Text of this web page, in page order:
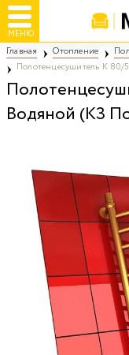
МЕНЮ
Главная Отопление
Полотенцесушитель K
Водяной (К3